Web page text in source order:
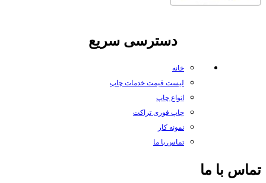
دسترسی سریع
خانه
لیست قیمت خدمات چاپ
انواع چاپ
چاپ فوری تراکت
نمونه کار
تماس با ما
تماس با ما